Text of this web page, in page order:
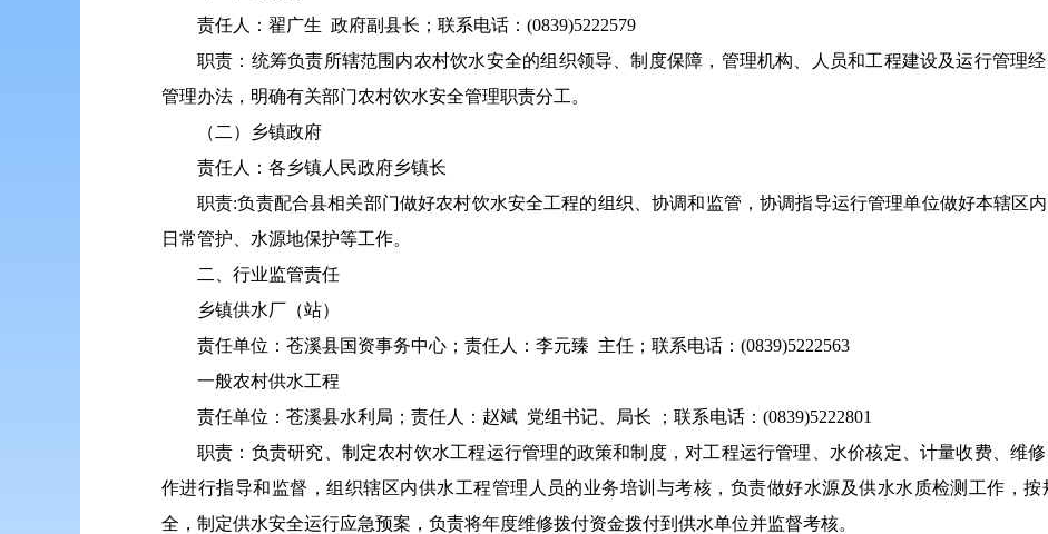
责任人：翟广生 政府副县长；联系电话：(0839)5222579
职责：统筹负责所辖范围内农村饮水安全的组织领导、制度保障，管理机构、人员和工程建设及运行管理
管理办法，明确有关部门农村饮水安全管理职责分工。
（二）乡镇政府
责任人：各乡镇人民政府乡镇长
职责:负责配合县相关部门做好农村饮水安全工程的组织、协调和监管，协调指导运行管理单位做好本辖区
日常管护、水源地保护等工作。
二、行业监管责任
乡镇供水厂（站）
责任单位：苍溪县国资事务中心；责任人：李元臻 主任；联系电话：(0839)5222563
一般农村供水工程
责任单位：苍溪县水利局；责任人：赵斌 党组书记、局长 ；联系电话：(0839)5222801
职责：负责研究、制定农村饮水工程运行管理的政策和制度，对工程运行管理、水价核定、计量收费、维
作进行指导和监督，组织辖区内供水工程管理人员的业务培训与考核，负责做好水源及供水水质检测工作，
全，制定供水安全运行应急预案，负责将年度维修拨付资金拨付到供水单位并监督考核。